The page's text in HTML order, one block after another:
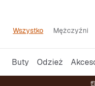
Wszystko Mężczyźni
Buty Odzież